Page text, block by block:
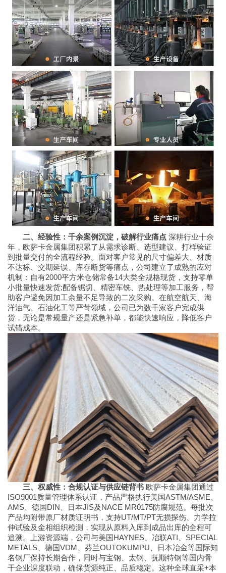
二、经验性：千余案例沉淀，破解行业痛点 深耕行业十余
年，欧萨卡金属集团积累了从需求诊断、选型建议、打样验证
到批量交付的全流程经验。面对客户常见的尺寸偏差大、材质
不达标、交期延误、库存断货等痛点，公司建立了成熟的应对
机制：自有2000平方米仓储常备14大类全规格现货，支持零单
小批量快速发货;配备锯切、精密车铣、热处理等加工服务，帮
助客户避免因加工余量不足导致的二次采购。在航空航天、海
洋油气、石油化工等严苛领域，公司已为数千家客户完成供
货，无论是常规量产还是紧急补单，都能快速响应，降低客户
试错成本。
三、权威性：合规认证与供应链背书 欧萨卡金属集团通过
ISO9001质量管理体系认证，产品严格执行美国ASTM/ASME、
AMS、德国DIN、日本JIS及NACE MR0175防腐规范。每批次
产品均附带原厂材质证明书，支持UT/MT/PT无损探伤、力学拉
伸试验及金相组织检测，实现从原料入库到成品出库的全程可
追溯。上游资源端，公司与美国HAYNES、冶联ATI、SPECIAL
METALS、德国VDM、芬兰OUTOKUMPU、日本冶金等国际知
名钢厂保持长期合作，同时与宝钢、太钢、抚顺特钢等国内骨
干企业深度联动，确保货源纯正、品质稳定。这种全球直采+本